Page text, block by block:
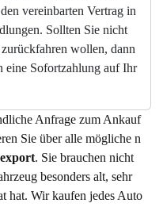
vereinbarten Vertrag in
Sollten Sie nicht
wollen, dann
eine Sofortzahlung auf Ihr
Anfrage zum Ankauf
Sie über alle mögliche n
. Sie brauchen nicht
besonders alt, sehr
hat. Wir kaufen jedes Auto